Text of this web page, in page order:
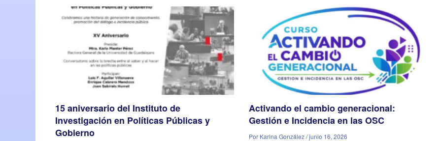
15 aniversario del Instituto de
Investigación en Políticas Públicas y
Gobierno
Activando el cambio generacional:
Gestión e Incidencia en las OSC
Por Karina González / junio 16, 2026